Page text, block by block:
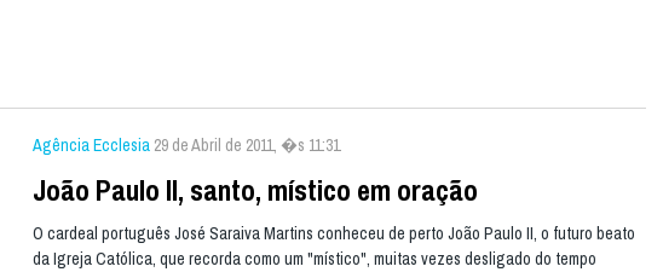
Agência Ecclesia 29 de Abril de 2011, �s 11:31
João Paulo II, santo, místico em oração
O cardeal português José Saraiva Martins conheceu de perto João Paulo II, o futuro beato
da Igreja Católica, que recorda como um "místico", muitas vezes desligado do tempo